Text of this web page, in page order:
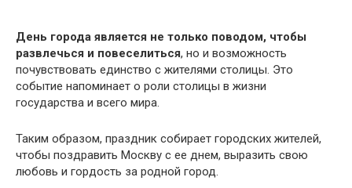
День города является не только поводом, чтобы
развлечься и повеселиться, но и возможность
почувствовать единство с жителями столицы. Это
событие напоминает о роли столицы в жизни
государства и всего мира.
Таким образом, праздник собирает городских жителей,
чтобы поздравить Москву с ее днем, выразить свою
любовь и гордость за родной город.